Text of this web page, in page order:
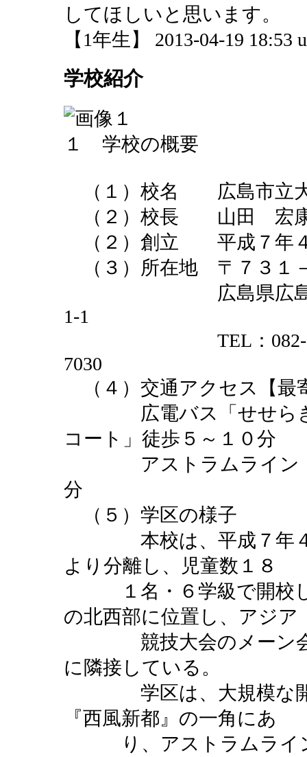
してほしいと思います。
【1年生】 2013-04-19 18:53
学校紹介
１ 学校の概要
（１）校名 広島市立
（２）校長 山田 宏
（２）創立 平成７年４
（３）所在地 〒７３１
広島県広島市安
1-1
TEL：082-848-
7030
（４）交通アクセス【最
広電バス「せせらぎ
コート」徒歩５～１０分
アストラムライン「
分
（５）学区の様子
本校は、平成７年４
より分離し、児童数１８
１名・６学級で開校し
の北西部に位置し、アジア
競技大会のメーン会
に隣接している。
学区は、大規模な開
『西風新都』の一角にあ
り、アストラムライン